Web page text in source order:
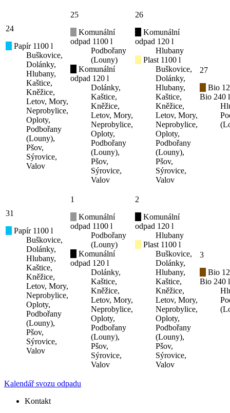
24
Papír 1100 l
Buškovice,
Dolánky,
Hlubany,
Kaštice,
Kněžice,
Letov, Mory,
Neprobylice,
Oploty,
Podbořany
(Louny),
Pšov,
Sýrovice,
Valov
25
Komunální
odpad 1100 l
Podbořany
(Louny)
Komunální
odpad 120 l
Dolánky,
Kaštice,
Kněžice,
Letov, Mory,
Neprobylice,
Oploty,
Podbořany
(Louny),
Pšov,
Sýrovice,
Valov
26
Komunální
odpad 120 l
Hlubany
Plast 1100 l
Buškovice,
Dolánky,
Hlubany,
Kaštice,
Kněžice,
Letov, Mory,
Neprobylice,
Oploty,
Podbořany
(Louny),
Pšov,
Sýrovice,
Valov
27
Bio
Bio 240 l
31
Papír 1100 l
Buškovice,
Dolánky,
Hlubany,
Kaštice,
Kněžice,
Letov, Mory,
Neprobylice,
Oploty,
Podbořany
(Louny),
Pšov,
Sýrovice,
Valov
1
Komunální
odpad 1100 l
Podbořany
(Louny)
Komunální
odpad 120 l
Dolánky,
Kaštice,
Kněžice,
Letov, Mory,
Neprobylice,
Oploty,
Podbořany
(Louny),
Pšov,
Sýrovice,
Valov
2
Komunální
odpad 120 l
Hlubany
Plast 1100 l
Buškovice,
Dolánky,
Hlubany,
Kaštice,
Kněžice,
Letov, Mory,
Neprobylice,
Oploty,
Podbořany
(Louny),
Pšov,
Sýrovice,
Valov
3
Bio
Bio 240 l
Kalendář svozu odpadu
Kontakt